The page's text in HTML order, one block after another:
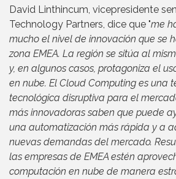
David Linthincum, vicepresidente
Technology Partners, dice que "me
mucho el nivel de innovación que se
zona EMEA. La región se sitúa al
y, en algunos casos, protagoniza el
en nube. El Cloud Computing es una
tecnológica disruptiva para el
más innovadoras saben que puede
una automatización más rápida y a
nuevas demandas del mercado.
las empresas de EMEA estén
computación en nube de manera